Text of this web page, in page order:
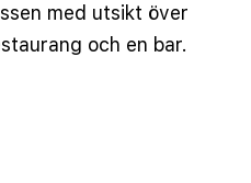
med utsikt över
och en bar.